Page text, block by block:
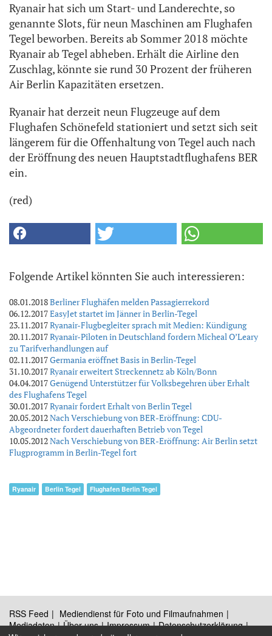
Ryanair hat sich um Start- und Landerechte, so
genannte Slots, für neun Maschinen am Flughafen
Tegel beworben. Bereits ab Sommer 2018 möchte
Ryanair ab Tegel abheben. Erhält die Airline den
Zuschlag, könnte sie rund 30 Prozent der früheren
Air Berlin Kapazitäten ersetzen.
Ryanair hat derzeit neun Flugzeuge auf dem
Flughafen Schönefeld stationiert und setzt sich seit
längerem für die Offenhaltung von Tegel auch nach
der Eröffnung des neuen Hauptstadtflughafens BER
ein.
(red)
Folgende Artikel könnten Sie auch interessieren:
08.01.2018Berliner Flughäfen melden Passagierrekord
06.12.2017EasyJet startet im Jänner in Berlin-Tegel
23.11.2017Ryanair-Flugbegleiter sprach mit Medien: Kündigung
20.11.2017Ryanair-Piloten in Deutschland fordern Micheal O’Leary
zu Tarifverhandlungen auf
02.11.2017Germania eröffnet Basis in Berlin-Tegel
31.10.2017Ryanair erweitert Streckennetz ab Köln/Bonn
04.04.2017Genügend Unterstützer für Volksbegehren über Erhalt
des Flughafens Tegel
30.01.2017Ryanair fordert Erhalt von Berlin Tegel
20.05.2012Nach Verschiebung von BER-Eröffnung: CDU-
Abgeordneter fordert dauerhaften Betrieb von Tegel
10.05.2012Nach Verschiebung von BER-Eröffnung: Air Berlin setzt
Flugprogramm in Berlin-Tegel fort
Ryanair Berlin Tegel Flughafen Berlin Tegel
RSS Feed
Mediendienst für Foto und Filmaufnahmen
Mediadaten
Über uns Impressum
Datenschutzerklärung